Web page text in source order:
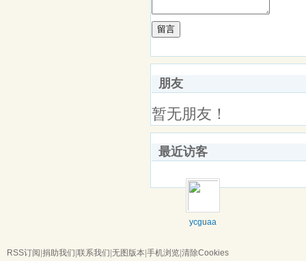
留言
朋友
暂无朋友！
最近访客
ycguaa
RSS订阅 捐助我们 联系我们 无图版本 手机浏览 清除Cookies